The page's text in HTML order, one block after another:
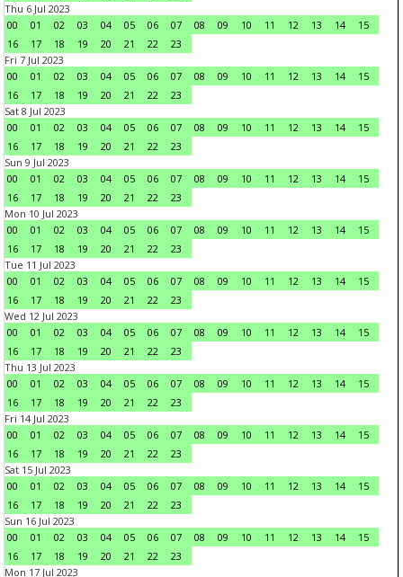
Thu 6 Jul 2023
00
01 02 03 04 05 06 07 08 09 10 11 12 13 14
15
16
17 18 19 20 21 22
23
Fri 7 Jul 2023
00
01 02 03 04 05 06 07 08 09 10 11 12 13 14
15
16
17 18 19 20 21 22
23
Sat 8 Jul 2023
00
01 02 03 04 05 06 07 08 09 10 11 12 13 14
15
16
17 18 19 20 21 22
23
Sun 9 Jul 2023
00
01 02 03 04 05 06 07 08 09 10 11 12 13 14
15
16
17 18 19 20 21 22
23
Mon 10 Jul 2023
00
01 02 03 04 05 06 07 08 09 10 11 12 13 14
15
16
17 18 19 20 21 22
23
Tue 11 Jul 2023
00
01 02 03 04 05 06 07 08 09 10 11 12 13 14
15
16
17 18 19 20 21 22
23
Wed 12 Jul 2023
00
01 02 03 04 05 06 07 08 09 10 11 12 13 14
15
16
17 18 19 20 21 22
23
Thu 13 Jul 2023
00
01 02 03 04 05 06 07 08 09 10 11 12 13 14
15
16
17 18 19 20 21 22
23
Fri 14 Jul 2023
00
01 02 03 04 05 06 07 08 09 10 11 12 13 14
15
16
17 18 19 20 21 22
23
Sat 15 Jul 2023
00
01 02 03 04 05 06 07 08 09 10 11 12 13 14
15
16
17 18 19 20 21 22
23
Sun 16 Jul 2023
00
01 02 03 04 05 06 07 08 09 10 11 12 13 14
15
16
17 18 19 20 21 22
23
Mon 17 Jul 2023